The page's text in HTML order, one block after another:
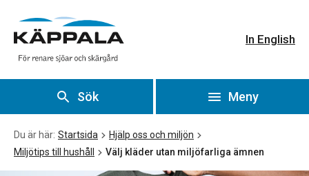
In English
Sök Meny
Du är här: Startsida
Hjälp oss och miljön
Miljötips till hushåll
Välj kläder utan miljöfarliga ämnen